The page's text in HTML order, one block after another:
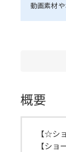
動画素材
概要
【☆シ
【シ